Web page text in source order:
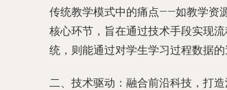
传统教学模式中的痛点——如教学资
核心环节，旨在通过技术手段实现
统，则能通过对学生学习过程数据
二、技术驱动：融合前沿科技，打